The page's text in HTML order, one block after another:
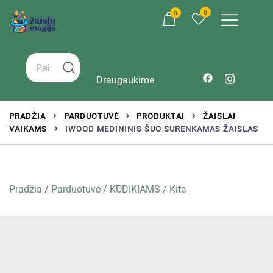
0 0
Draugaukime
PRADŽIA PARDUOTUVĖ PRODUKTAI
ŽAISLAI
VAIKAMS
IWOOD MEDININIS ŠUO SURENKAMAS ŽAISLAS
Pradžia / Parduotuvė / KŪDIKIAMS / Kita